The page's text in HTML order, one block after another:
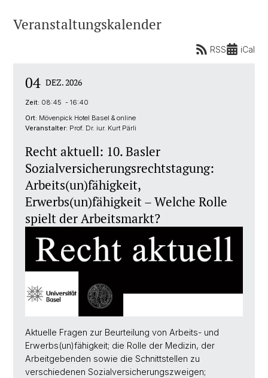
Veranstaltungskalender
RSS iCal
04 DEZ. 2026
Zeit: 08:45 - 16:40
Ort: Mövenpick Hotel Basel & online
Veranstalter: Prof. Dr. iur. Kurt Pärli
Recht aktuell: 10. Basler
Sozialversicherungsrechtstagung:
Arbeits(un)fähigkeit,
Erwerbs(un)fähigkeit – Welche Rolle
spielt der Arbeitsmarkt?
Aktuelle Fragen zur Beurteilung von Arbeits- und
Erwerbs(un)fähigkeit; die Rolle der Medizin, der
Arbeitgebenden sowie die Schnittstellen zu
verschiedenen Sozialversicherungszweigen;